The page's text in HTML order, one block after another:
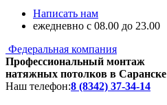
Написать нам
ежедневно с 08.00 до 23.00
Федеральная компания
Профессиональный монтаж
натяжных потолков в Саранске
Наш телефон:8 (8342) 37-34-14